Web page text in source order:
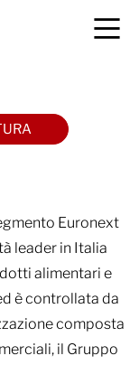
Euronext
leader in Italia
alimentari e
è controllata da
composta
il Gruppo